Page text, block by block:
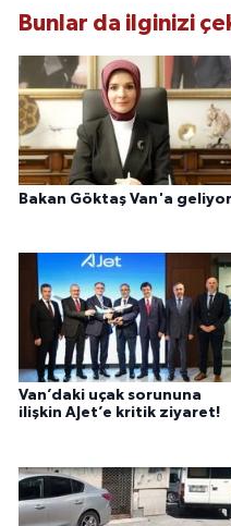
Bunlar da ilginizi
Bakan Göktaş Van'a geliyor
Van’daki uçak sorununa
ilişkin AJet’e kritik ziyaret!